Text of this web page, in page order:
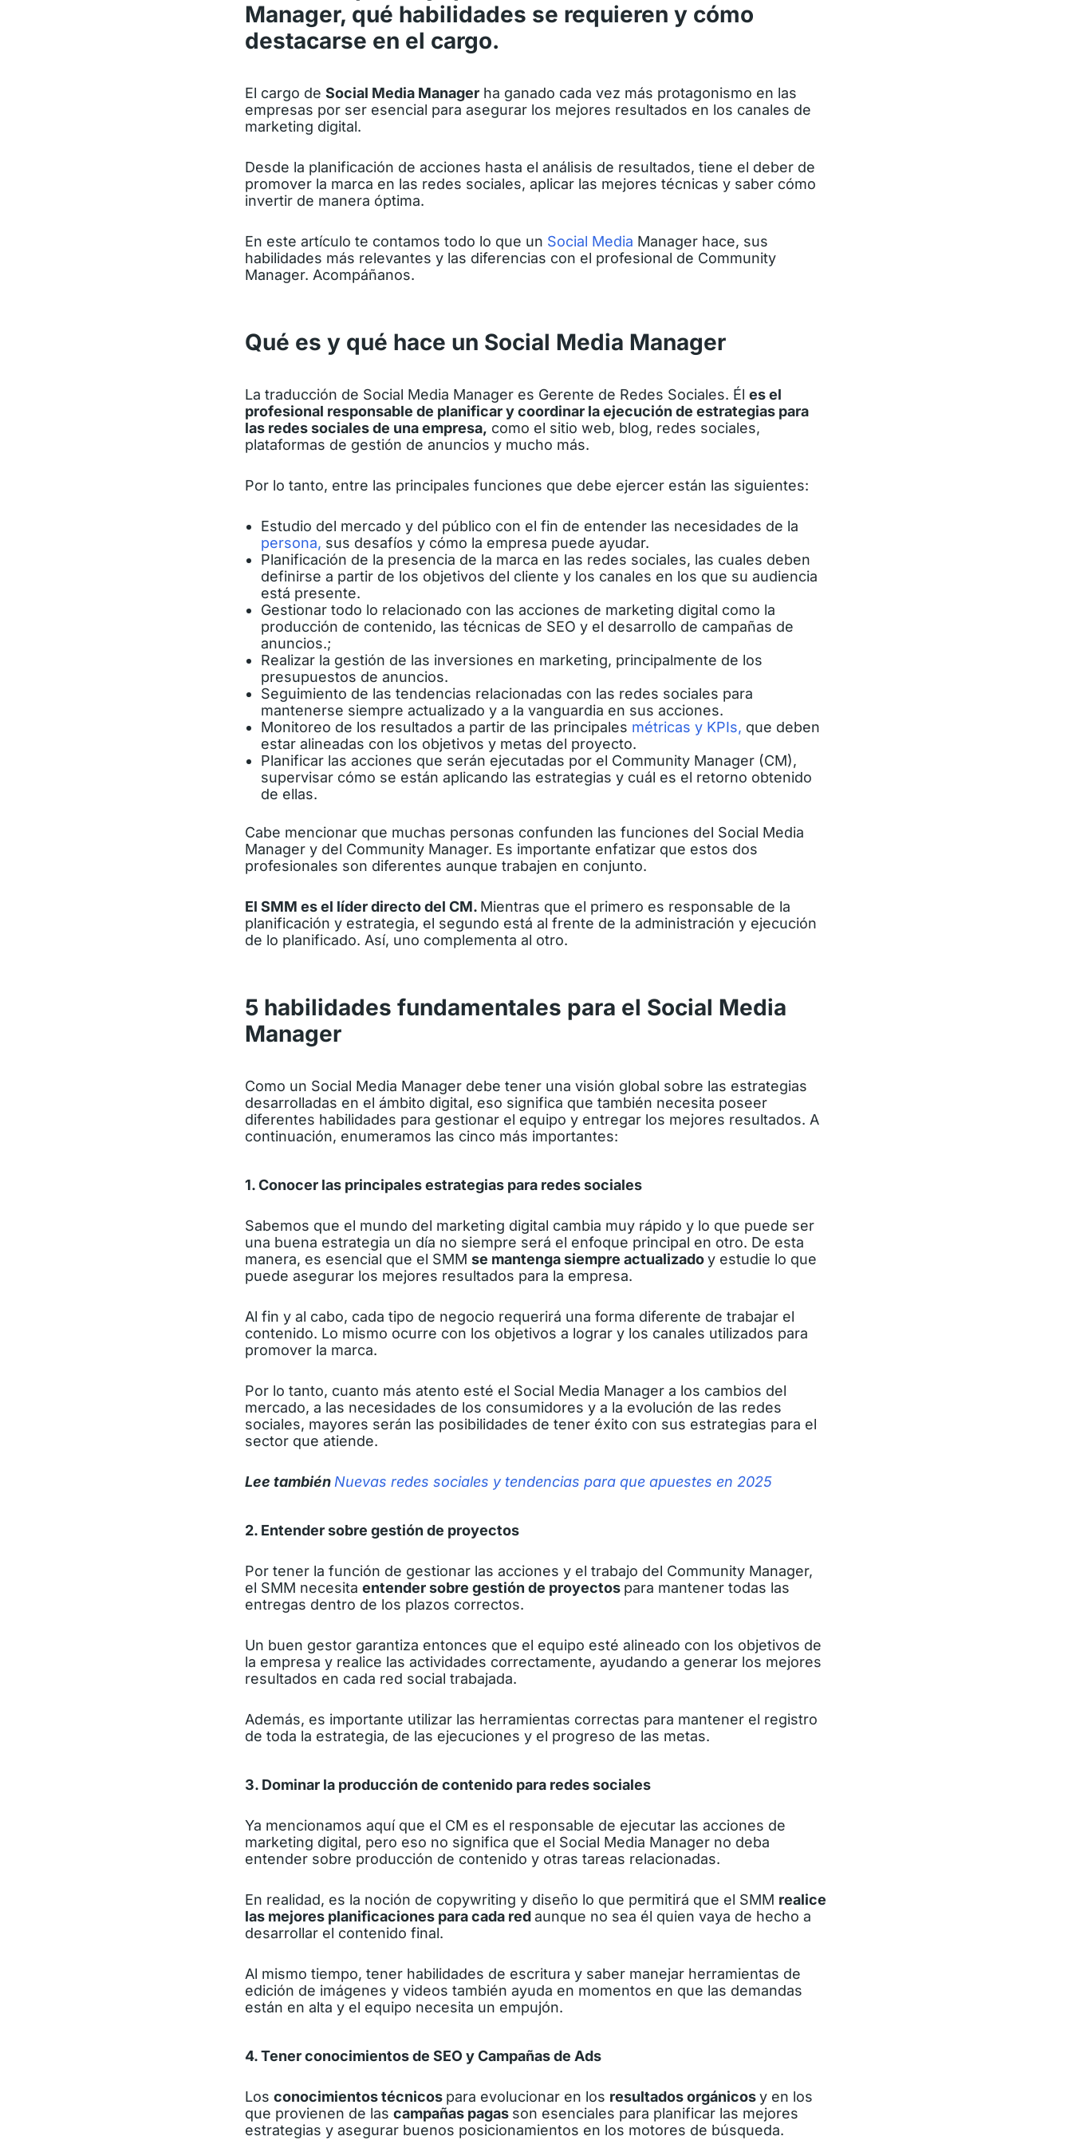
Manager, qué habilidades se requieren y cómo
destacarse en el cargo.
El cargo de Social Media Manager ha ganado cada vez más protagonismo en las
empresas por ser esencial para asegurar los mejores resultados en los canales de
marketing digital.
Desde la planificación de acciones hasta el análisis de resultados, tiene el deber de
promover la marca en las redes sociales, aplicar las mejores técnicas y saber cómo
invertir de manera óptima.
En este artículo te contamos todo lo que un Social Media Manager hace, sus
habilidades más relevantes y las diferencias con el profesional de Community
Manager. Acompáñanos.
Qué es y qué hace un Social Media Manager
La traducción de Social Media Manager es Gerente de Redes Sociales. Él es el
profesional responsable de planificar y coordinar la ejecución de estrategias para
las redes sociales de una empresa, como el sitio web, blog, redes sociales,
plataformas de gestión de anuncios y mucho más.
Por lo tanto, entre las principales funciones que debe ejercer están las siguientes:
Estudio del mercado y del público con el fin de entender las necesidades de la
persona, sus desafíos y cómo la empresa puede ayudar.
Planificación de la presencia de la marca en las redes sociales, las cuales deben
definirse a partir de los objetivos del cliente y los canales en los que su audiencia
está presente.
Gestionar todo lo relacionado con las acciones de marketing digital como la
producción de contenido, las técnicas de SEO y el desarrollo de campañas de
anuncios.;
Realizar la gestión de las inversiones en marketing, principalmente de los
presupuestos de anuncios.
Seguimiento de las tendencias relacionadas con las redes sociales para
mantenerse siempre actualizado y a la vanguardia en sus acciones.
Monitoreo de los resultados a partir de las principales métricas y KPIs, que deben
estar alineadas con los objetivos y metas del proyecto.
Planificar las acciones que serán ejecutadas por el Community Manager (CM),
supervisar cómo se están aplicando las estrategias y cuál es el retorno obtenido
de ellas.
Cabe mencionar que muchas personas confunden las funciones del Social Media
Manager y del Community Manager. Es importante enfatizar que estos dos
profesionales son diferentes aunque trabajen en conjunto.
El SMM es el líder directo del CM. Mientras que el primero es responsable de la
planificación y estrategia, el segundo está al frente de la administración y ejecución
de lo planificado. Así, uno complementa al otro.
5 habilidades fundamentales para el Social Media
Manager
Como un Social Media Manager debe tener una visión global sobre las estrategias
desarrolladas en el ámbito digital, eso significa que también necesita poseer
diferentes habilidades para gestionar el equipo y entregar los mejores resultados. A
continuación, enumeramos las cinco más importantes:
1. Conocer las principales estrategias para redes sociales
Sabemos que el mundo del marketing digital cambia muy rápido y lo que puede ser
una buena estrategia un día no siempre será el enfoque principal en otro. De esta
manera, es esencial que el SMM se mantenga siempre actualizadoy estudie lo que
puede asegurar los mejores resultados para la empresa.
Al fin y al cabo, cada tipo de negocio requerirá una forma diferente de trabajar el
contenido. Lo mismo ocurre con los objetivos a lograr y los canales utilizados para
promover la marca.
Por lo tanto, cuanto más atento esté el Social Media Manager a los cambios del
mercado, a las necesidades de los consumidores y a la evolución de las redes
sociales, mayores serán las posibilidades de tener éxito con sus estrategias para el
sector que atiende.
Lee tambiénNuevas redes sociales y tendencias para que apuestes en 2025
2. Entender sobre gestión de proyectos
Por tener la función de gestionar las acciones y el trabajo del Community Manager,
el SMM necesita entender sobre gestión de proyectos para mantener todas las
entregas dentro de los plazos correctos.
Un buen gestor garantiza entonces que el equipo esté alineado con los objetivos de
la empresa y realice las actividades correctamente, ayudando a generar los mejores
resultados en cada red social trabajada.
Además, es importante utilizar las herramientas correctas para mantener el registro
de toda la estrategia, de las ejecuciones y el progreso de las metas.
3. Dominar la producción de contenido para redes sociales
Ya mencionamos aquí que el CM es el responsable de ejecutar las acciones de
marketing digital, pero eso no significa que el Social Media Manager no deba
entender sobre producción de contenido y otras tareas relacionadas.
En realidad, es la noción de copywriting y diseño lo que permitirá que el SMM realice
las mejores planificaciones para cada redaunque no sea él quien vaya de hecho a
desarrollar el contenido final.
Al mismo tiempo, tener habilidades de escritura y saber manejar herramientas de
edición de imágenes y videos también ayuda en momentos en que las demandas
están en alta y el equipo necesita un empujón.
4. Tener conocimientos de SEO y Campañas de Ads
Los conocimientos técnicos para evolucionar en los resultados orgánicosy en los
que provienen de las campañas pagas son esenciales para planificar las mejores
estrategias y asegurar buenos posicionamientos en los motores de búsqueda.